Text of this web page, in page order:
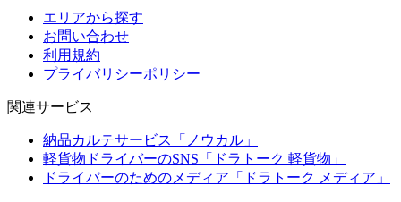
エリアから探す
お問い合わせ
利用規約
プライバリシーポリシー
関連サービス
納品カルテサービス「ノウカル」
軽貨物ドライバーのSNS「ドラトーク 軽貨物」
ドライバーのためのメディア「ドラトーク メディア」